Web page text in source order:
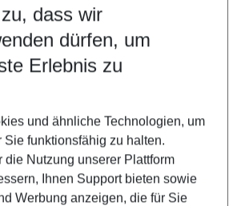
suits your best
27 5-8 nights
dass wir
dürfen, um
Erlebnis zu
und ähnliche Technologien, um
Sie funktionsfähig zu halten.
die Nutzung unserer Plattform
Ihnen Support bieten sowie
Werbung anzeigen, die für Sie